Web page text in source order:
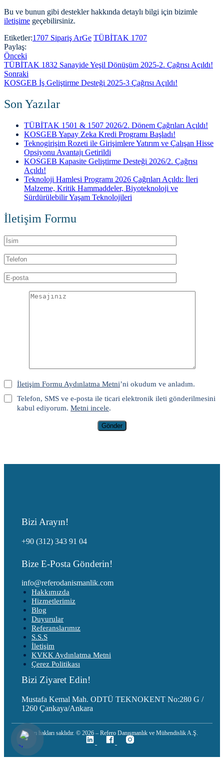
Bu ve bunun gibi destekler hakkında detaylı bilgi için bizimle
iletişime geçebilirsiniz.
Etiketler:1707 Sipariş ArGe TÜBİTAK 1707
Paylaş:
Önceki
TÜBİTAK 1832 Sanayide Yeşil Dönüşüm 2025-2. Çağrısı Açıldı!
Sonraki
KOSGEB İş Geliştirme Desteği 2025-3 Çağrısı Açıldı!
Son Yazılar
TÜBİTAK 1501 & 1507 2026/2. Dönem Çağrıları Açıldı!
KOSGEB Yapay Zeka Kredi Programı Başladı!
Teknogirişim Rozeti ile Girişimlere Yatırım ve Çalışan Hisse
Opsiyonu Avantajı Getirildi
KOSGEB Kapasite Geliştirme Desteği 2026/2. Çağrısı
Açıldı!
Teknoloji Hamlesi Programı 2026 Çağrıları Açıldı: İleri
Malzeme, Kritik Hammaddeler, Biyoteknoloji ve
Sürdürülebilir Yaşam Teknolojileri
İletişim Formu
İletişim Formu Aydınlatma Metni’ni okudum ve anladım.
Telefon, SMS ve e-posta ile ticari elektronik ileti gönderilmesini
kabul ediyorum. Metni incele.
Gönder
Bizi Arayın!
+90 (312) 343 91 04
Bize E-Posta Gönderin!
info@referodanismanlik.com
Hakkımızda
Hizmetlerimiz
Blog
Duyurular
Referanslarımız
S.S.S
İletişim
KVKK Aydınlatma Metni
Çerez Politikası
Bizi Ziyaret Edin!
Mustafa Kemal Mah. ODTÜ TEKNOKENT No:280 G /
1260 Çankaya/Ankara
Tüm hakları saklıdır. © 2026 – Refero Danışmanlık ve Mühendislik A.Ş.